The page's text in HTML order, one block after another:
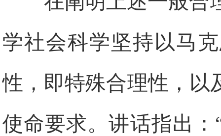
学社会科学坚持以马
性，即特殊合理性，以
使命要求。讲话指出